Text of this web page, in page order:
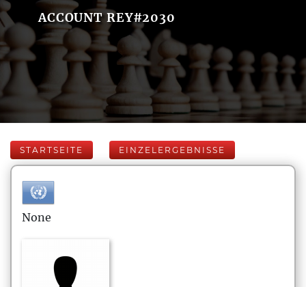
ACCOUNT REY#2030
STARTSEITE EINZELERGEBNISSE
None